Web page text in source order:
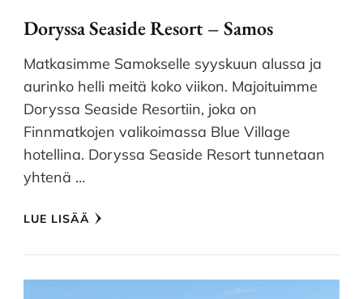
Doryssa Seaside Resort – Samos
Matkasimme Samokselle syyskuun alussa ja
aurinko helli meitä koko viikon. Majoituimme
Doryssa Seaside Resortiin, joka on
Finnmatkojen valikoimassa Blue Village
hotellina. Doryssa Seaside Resort tunnetaan
yhtenä …
LUE LISÄÄ